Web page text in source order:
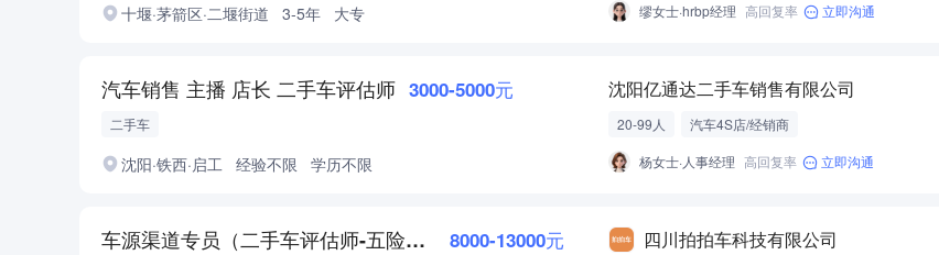
十堰·茅箭区·二堰街道 3-5年 大专
缪女士·hrbp经理 高回复率 立即沟通
汽车销售 主播 店长 二手车评估师 3000-5000元
二手车
沈阳·铁西·启工 经验不限 学历不限
沈阳亿通达二手车销售有限公司
20-99人
汽车4S店/经销商
杨女士·人事经理 高回复率 立即沟通
车源渠道专员（二手车评估师-五险一金待遇好） 8000-13000元 四川拍拍车科技有限公司